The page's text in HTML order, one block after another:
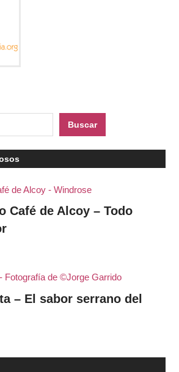
Buscar
Café de Alcoy – Todo
– El sabor serrano del